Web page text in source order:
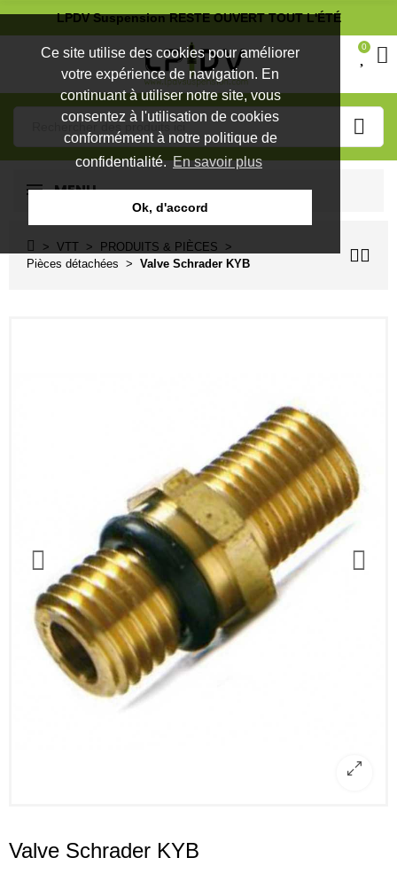
Ce site utilise des cookies pour améliorer
votre expérience de navigation. En
continuant à utiliser notre site, vous
consentez à l'utilisation de cookies
conformément à notre politique de
confidentialité.En savoir plus
Ok, d'accord
LPDV Suspension RESTE OUVERT TOUT L'ÉTÉ
0
MENU
VTT
PRODUITS & PIÈCES
Pièces détachées
Valve Schrader KYB
Valve Schrader KYB